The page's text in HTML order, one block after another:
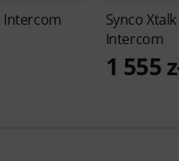
Intercom Synco
Intercom
1 555